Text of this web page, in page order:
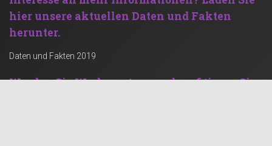
hier unsere aktuellen Daten und Fakten
herunter.
Daten und Fakten 2019
Werden Sie Werbepartner und profitieren Sie